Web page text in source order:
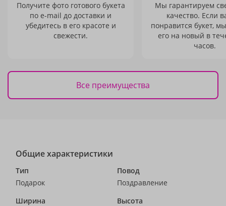
Получите фото готового букета
по e-mail до доставки и
убедитесь в его красоте и
свежести.
Мы гарантируем
качество. Если
понравится букет,
его на новый в
часов.
Все преимущества
Общие характеристики
Тип
Подарок
Повод
Поздравление
Ширина
Высота